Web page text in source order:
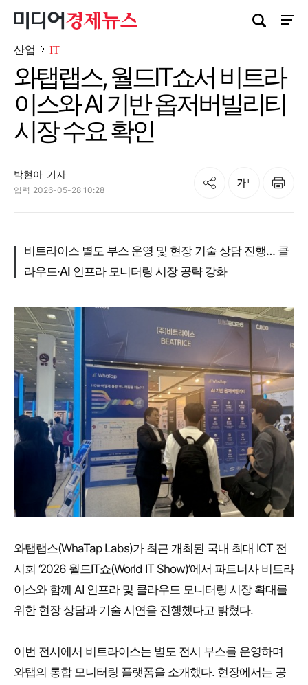
사이
검색창 열기
산업 IT
와탭랩스, 월드IT쇼서 비트라
이스와 AI 기반 옵저버빌리티
시장 수요 확인
박현아 기자
입력 2026-05-28 10:28
공유 글자크기 인쇄
비트라이스 별도 부스 운영 및 현장 기술 상담 진행… 클
라우드·AI 인프라 모니터링 시장 공략 강화
와탭랩스(WhaTap Labs)가 최근 개최된 국내 최대 ICT 전
시회 ‘2026 월드IT쇼(World IT Show)’에서 파트너사 비트라
이스와 함께 AI 인프라 및 클라우드 모니터링 시장 확대를
위한 현장 상담과 기술 시연을 진행했다고 밝혔다.
이번 전시에서 비트라이스는 별도 전시 부스를 운영하며
와탭의 통합 모니터링 플랫폼을 소개했다. 현장에서는 공